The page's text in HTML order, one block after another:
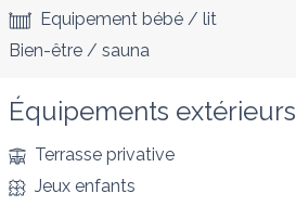
Equipement bébé / lit
Bien-être / sauna
Équipements extérieurs
Terrasse privative
Jeux enfants